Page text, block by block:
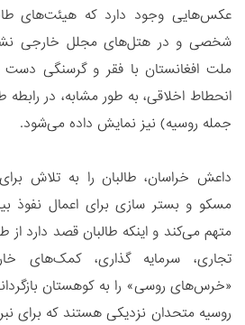
عکس‌هایی وجود دارد که هیئت‌های
شخصی و در هتل‌های مجلل خارجی
ملت افغانستان با فقر و گرسنگی دست
انحطاط اخلاقی، به طور مشابه، در رابطه
جمله روسیه) نیز نمایش داده می‌شود.
داعش خراسان، طالبان را به تلاش
مسکو و بستر سازی برای اعمال نفوذ
متهم می‌کند و اینکه طالبان قصد دارد
تجاری، سرمایه گذاری، کمک‌های
«خرس‌های روسی» را به کوهستان
روسیه متحدان نزدیکی هستند که برای